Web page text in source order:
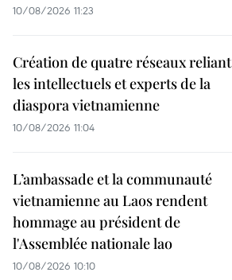
10/08/2026 11:23
Création de quatre réseaux reliant
les intellectuels et experts de la
diaspora vietnamienne
10/08/2026 11:04
L’ambassade et la communauté
vietnamienne au Laos rendent
hommage au président de
l'Assemblée nationale lao
10/08/2026 10:10